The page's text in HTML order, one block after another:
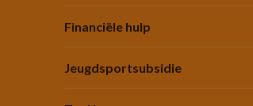
Financiële hulp
Jeugdsportsubsidie